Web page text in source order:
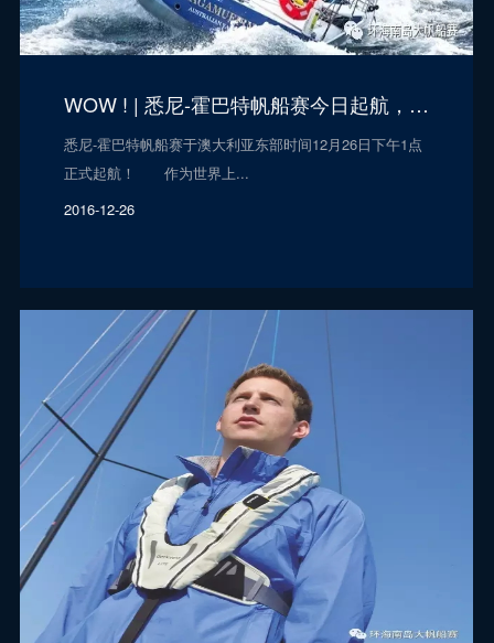
WOW ! | 悉尼-霍巴特帆船赛今日起航，细数6宗“最”
悉尼-霍巴特帆船赛于澳大利亚东部时间12月26日下午1点
正式起航！ 作为世界上...
2016-12-26